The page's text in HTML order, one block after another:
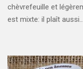
chèvrefeuille et
est mixte: il plaît aussi…